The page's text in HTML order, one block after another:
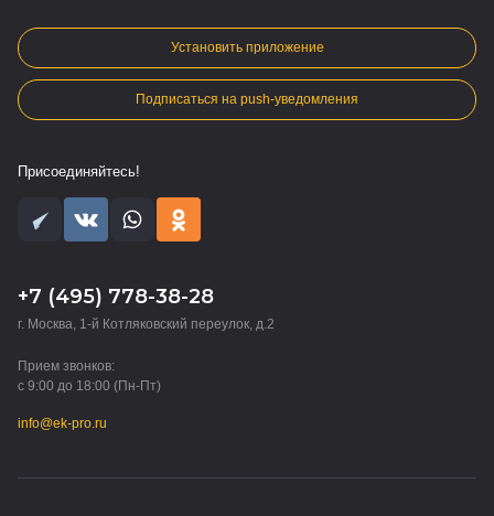
Установить приложение
Подписаться на push-уведомления
Присоединяйтесь!
+7 (495) 778-38-28
г. Москва, 1-й Котляковский переулок, д.2
Прием звонков:
с 9:00 до 18:00 (Пн-Пт)
info@ek-pro.ru